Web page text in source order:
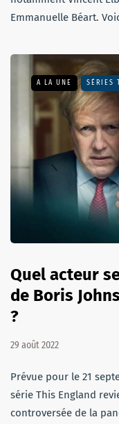
Emmanuelle Béart.
A LA UNE SÉRIES
Quel acteur
de Boris
?
29 août 2022
Prévue pour le 21
série This England
controversée de la